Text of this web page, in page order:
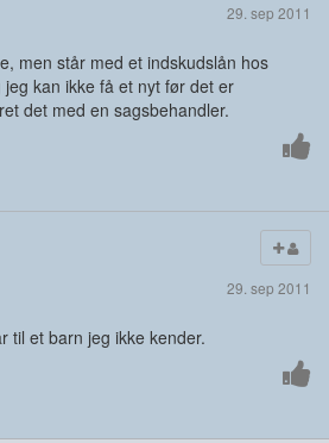
29. sep 2011
men står med et indskudslån hos
kan ikke få et nyt før det er
det med en sagsbehandler.
29. sep 2011
til et barn jeg ikke kender.